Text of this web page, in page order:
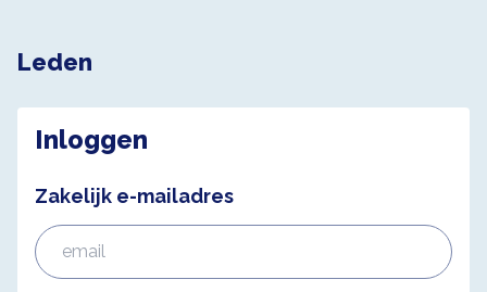
Leden
Inloggen
Zakelijk e-mailadres